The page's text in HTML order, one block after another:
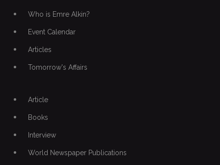
Who is Emre Alkin?
Event Calendar
Articles
Tomorrow's Affairs
Article
Books
Interview
World Newspaper Publications